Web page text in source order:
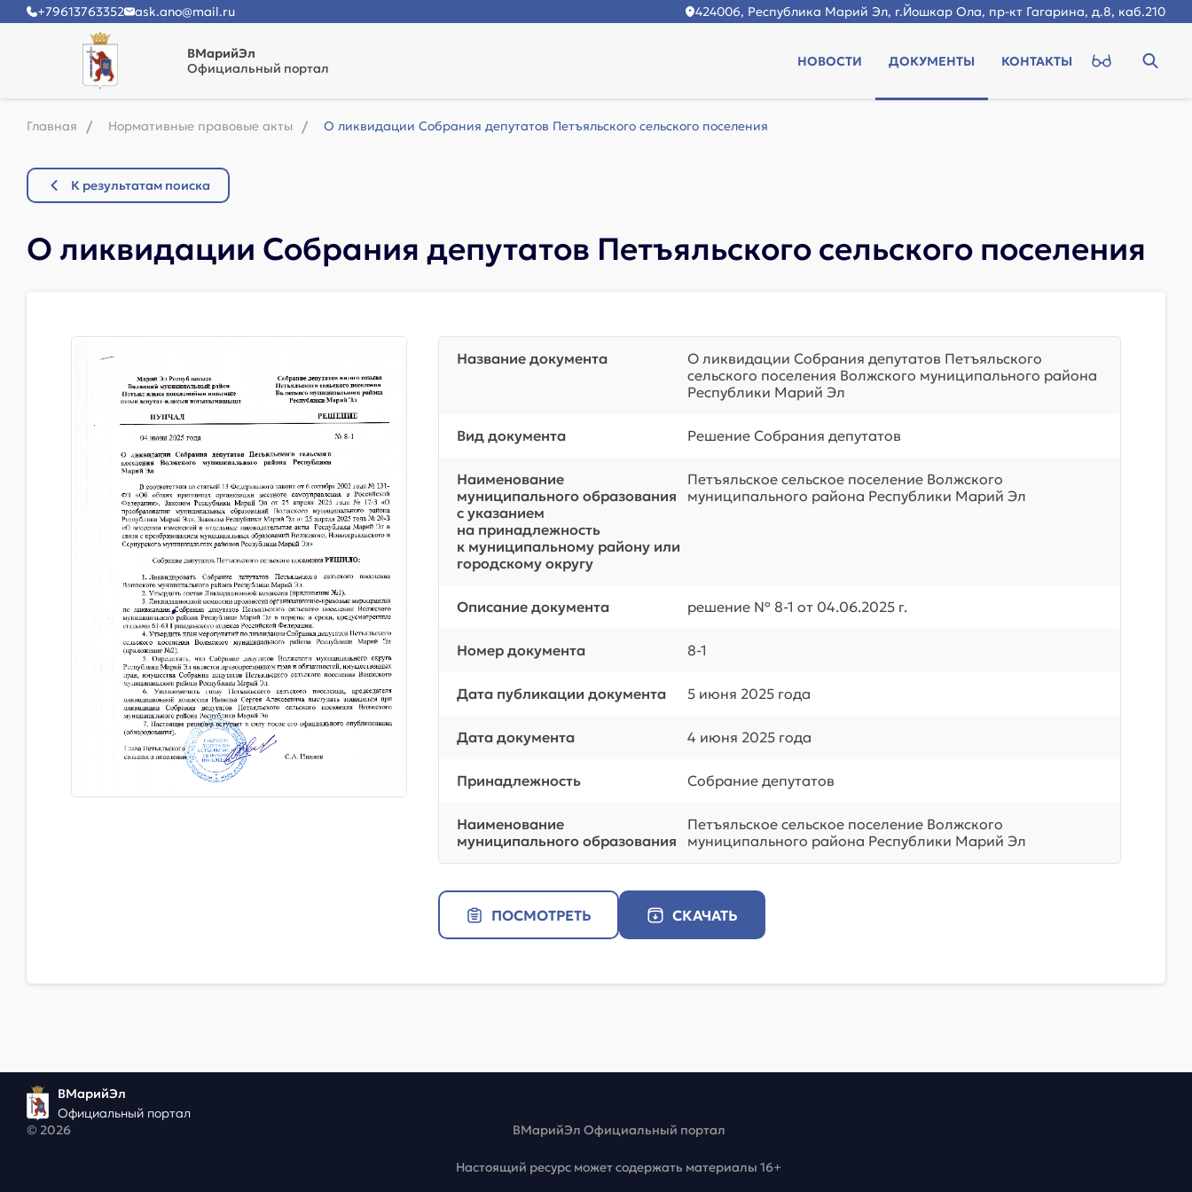
+79613763352 ask.ano@mail.ru 424006, Республика Марий Эл, г.Йошкар Ола, пр-кт Гагарина, д.8, каб.210
ВМарийЭл
Официальный портал
НОВОСТИ ДОКУМЕНТЫ КОНТАКТЫ
Главная Нормативные правовые акты О ликвидации Собрания депутатов Петъяльского сельского поселения
К результатам поиска
О ликвидации Собрания депутатов Петъяльского сельского поселения
Название документа
О ликвидации Собрания депутатов Петъяльского
сельского поселения Волжского муниципального района
Республики Марий Эл
Вид документа Решение Собрания депутатов
Наименование
муниципального образования
с указанием
на принадлежность
к муниципальному району или
городскому округу
Петъяльское сельское поселение Волжского
муниципального района Республики Марий Эл
Описание документа решение № 8-1 от 04.06.2025 г.
Номер документа 8-1
Дата публикации документа 5 июня 2025 года
Дата документа 4 июня 2025 года
Принадлежность Собрание депутатов
Наименование
муниципального образования
Петъяльское сельское поселение Волжского
муниципального района Республики Марий Эл
ПОСМОТРЕТЬ СКАЧАТЬ
ВМарийЭл
Официальный портал
© 2026
ВМарийЭл Официальный портал
Настоящий ресурс может содержать материалы 16+